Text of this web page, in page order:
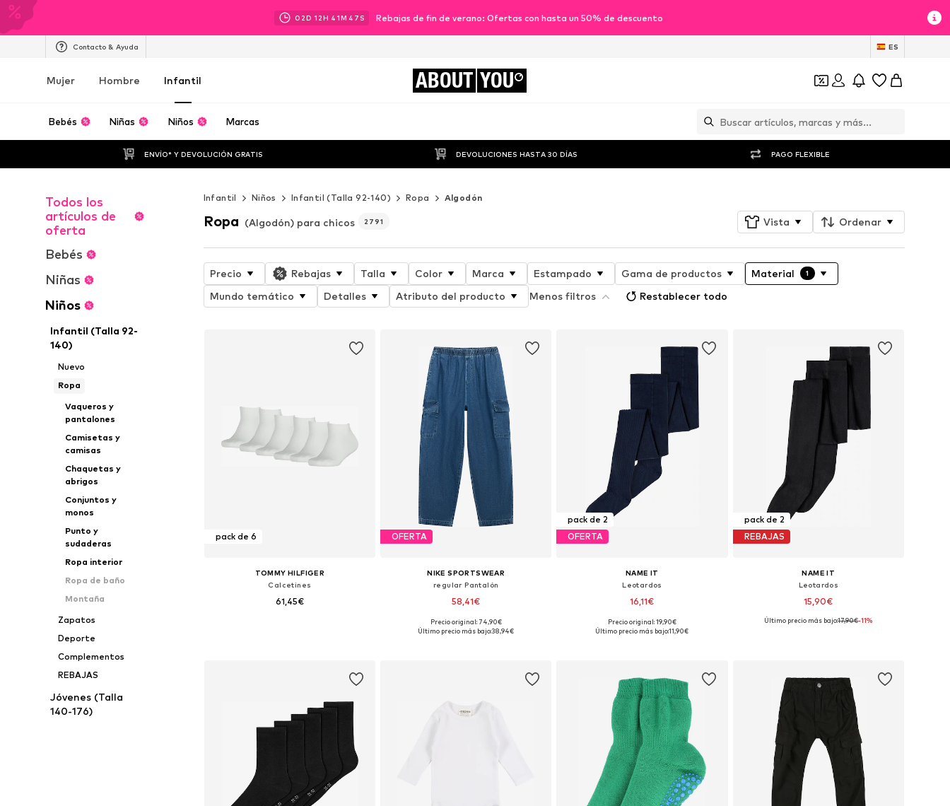
02D 12H 41M 45 S Rebajas de fin de verano: Ofertas con hasta un 50% de descuento
Contacto & Ayuda ES
Mujer Hombre Infantil ABOUT YOU
Bebés Niñas Niños Marcas
ENVÍO* Y DEVOLUCIÓN GRATIS DEVOLUCIONES HASTA 30 DÍAS PAGO FLEXIBLE
Todos los
artículos de
oferta
Bebés
Niñas
Niños
Infantil (Talla 92-
140)
Nuevo
Ropa
Vaqueros y
pantalones
Camisetas y
camisas
Chaquetas y
abrigos
Conjuntos y
monos
Punto y
sudaderas
Ropa interior
Ropa de baño
Montaña
Zapatos
Deporte
Complementos
REBAJAS
Jóvenes (Talla
140-176)
Infantil Niños Infantil (Talla 92-140) Ropa Algodón
Ropa (Algodón) para chicos 2791 Vista Ordenar
Precio Rebajas Talla Color Marca Estampado Gama de productos Material 1
Mundo temático Detalles Atributo del producto Menos filtros Restablecer todo
pack de 6
TOMMY HILFIGER
Calcetines
61,45€
OFERTA
NIKE SPORTSWEAR
regular Pantalón
58,41€
Disponible en muchas tallas
Precio original: 74,90€
Último precio más bajo:38,94€
pack de 2
OFERTA
NAME IT
Leotardos
16,11€
+2
Disponible en muchas tallas
Precio original: 19,90€
Último precio más bajo:11,90€
pack de 2
REBAJAS
NAME IT
Leotardos
15,90€
Disponible en muchas tallas
Último precio más bajo:17,90€-11%